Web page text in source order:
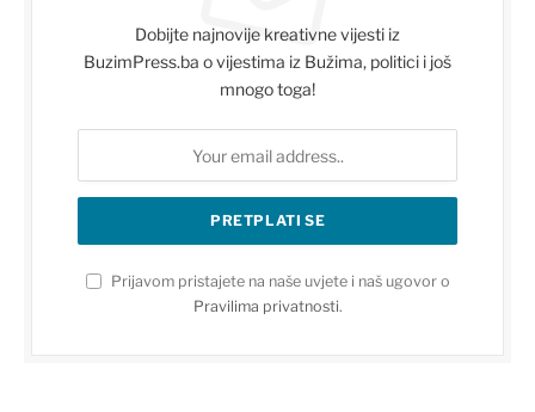
Dobijte najnovije kreativne vijesti iz
BuzimPress.ba o vijestima iz Bužima, politici i još
mnogo toga!
Prijavom pristajete na naše uvjete i naš ugovor o
Pravilima privatnosti.